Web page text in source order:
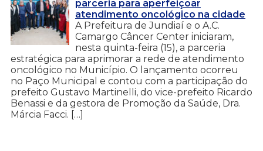
parceria para aperfeiçoar
atendimento oncológico na cidade
A Prefeitura de Jundiaí e o A.C.
Camargo Câncer Center iniciaram,
nesta quinta-feira (15), a parceria
estratégica para aprimorar a rede de atendimento
oncológico no Município. O lançamento ocorreu
no Paço Municipal e contou com a participação do
prefeito Gustavo Martinelli, do vice-prefeito Ricardo
Benassi e da gestora de Promoção da Saúde, Dra.
Márcia Facci. […]